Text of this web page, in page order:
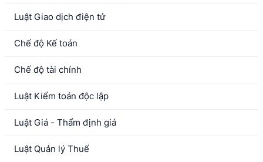
Luật Giao dịch điện tử
Chế độ Kế toán
Chế độ tài chính
Luật Kiểm toán độc lập
Luật Giá - Thẩm định giá
Luật Quản lý Thuế